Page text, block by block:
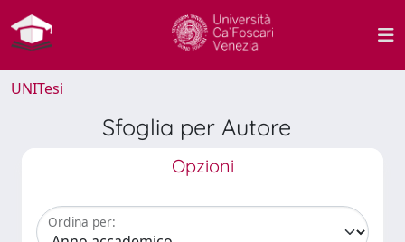
UNITesi
Sfoglia per Autore
Opzioni
Ordina per: